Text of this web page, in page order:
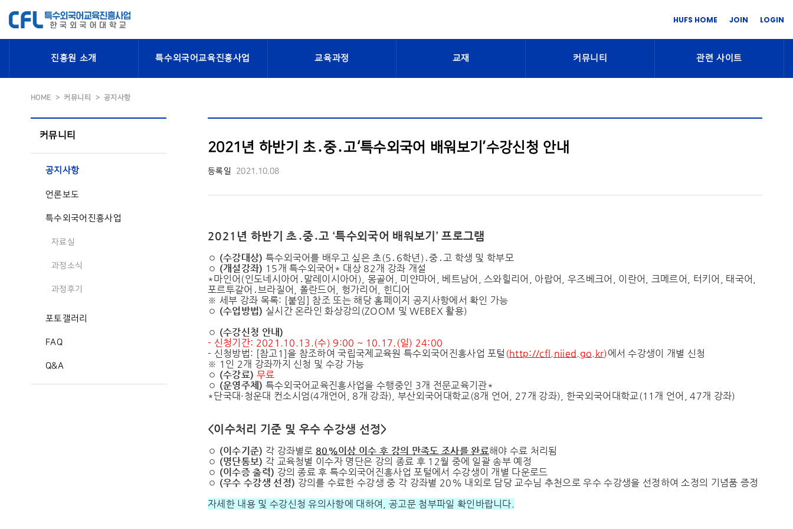
HUFS HOME JOIN LOGIN
진흥원 소개 특수외국어교육진흥사업 교육과정 교재 커뮤니티 관련 사이트
HOME 커뮤니티 공지사항
커뮤니티
공지사항
언론보도
특수외국어진흥사업
자료실
과정소식
과정후기
포토갤러리
FAQ
Q&A
2021년 하반기 초․중․고‘특수외국어 배워보기’수강신청 안내
등록일 2021.10.08
2021년 하반기 초․중․고 ‘특수외국어 배워보기’ 프로그램
◦ (수강대상) 특수외국어를 배우고 싶은 초(5․6학년)․중․고 학생 및 학부모
◦ (개설강좌) 15개 특수외국어* 대상 82개 강좌 개설
*마인어(인도네시아어․말레이시아어), 몽골어, 미얀마어, 베트남어, 스와힐리어, 아랍어, 우즈베크어, 이란어, 크메르어, 터키어, 태국어,
포르투갈어․브라질어, 폴란드어, 헝가리어, 힌디어
※ 세부 강좌 목록: [붙임] 참조 또는 해당 홈페이지 공지사항에서 확인 가능
◦ (수업방법) 실시간 온라인 화상강의(ZOOM 및 WEBEX 활용)
◦ (수강신청 안내)
- 신청기간: 2021.10.13.(수) 9:00 ~ 10.17.(일) 24:00
- 신청방법: [참고1]을 참조하여 국립국제교육원 특수외국어진흥사업 포털 (http://cfl.niied.go.kr)에서 수강생이 개별 신청
※ 1인 2개 강좌까지 신청 및 수강 가능
◦ (수강료) 무료
◦ (운영주체) 특수외국어교육진흥사업을 수행중인 3개 전문교육기관*
*단국대・청운대 컨소시엄(4개언어, 8개 강좌), 부산외국어대학교(8개 언어, 27개 강좌), 한국외국어대학교(11개 언어, 47개 강좌)
<이수처리 기준 및 우수 수강생 선정>
◦ (이수기준) 각 강좌별로 80%이상 이수 후 강의 만족도 조사를 완료해야 수료 처리됨
◦ (명단통보) 각 교육청별 이수자 명단은 강의 종료 후 12월 중에 일괄 송부 예정
◦ (이수증 출력) 강의 종료 후 특수외국어진흥사업 포털에서 수강생이 개별 다운로드
◦ (우수 수강생 선정) 강의를 수료한 수강생 중 각 강좌별 20% 내외로 담당 교수님 추천으로 우수 수강생을 선정하여 소정의 기념품 증정
자세한 내용 및 수강신청 유의사항에 대하여, 공고문 첨부파일 확인바랍니다.